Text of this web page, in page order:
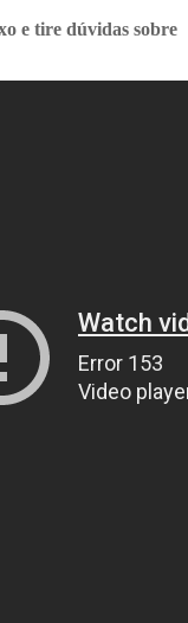
e tire dúvidas sobre